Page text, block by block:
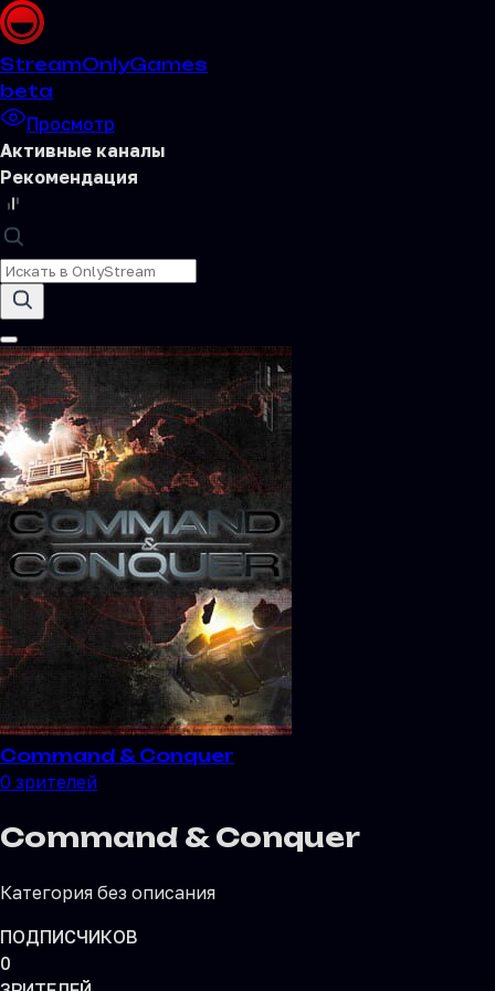
StreamOnlyGames
beta
Просмотр
Активные каналы
Рекомендация
Command & Conquer
0 зрителей
Command & Conquer
Категория без описания
ПОДПИСЧИКОВ
0